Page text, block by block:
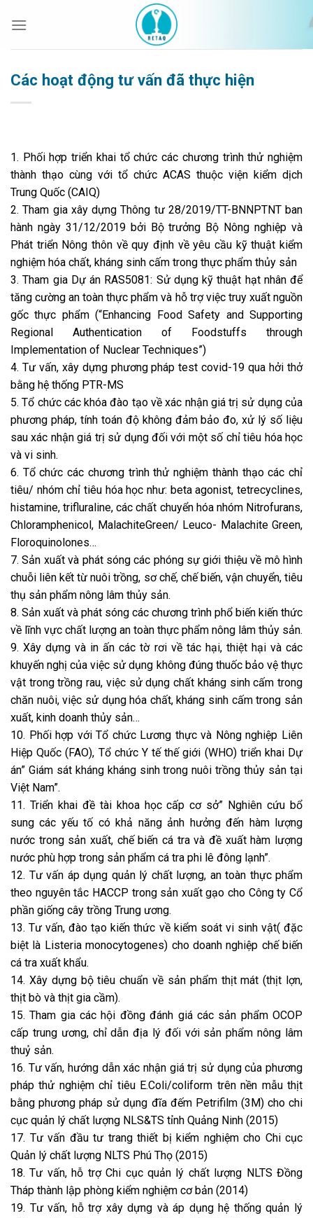
qua
Các hoạt động tư vấn đã thực hiện
1. Phối hợp triển khai tổ chức các chương trình thử nghiệm
thành thạo cùng với tổ chức ACAS thuộc viện kiểm dịch
Trung Quốc (CAIQ)
2. Tham gia xây dựng Thông tư 28/2019/TT-BNNPTNT ban
hành ngày 31/12/2019 bởi Bộ trưởng Bộ Nông nghiệp và
Phát triển Nông thôn về quy định về yêu cầu kỹ thuật kiểm
nghiệm hóa chất, kháng sinh cấm trong thực phẩm thủy sản
3. Tham gia Dự án RAS5081: Sử dụng kỹ thuật hạt nhân để
tăng cường an toàn thực phẩm và hỗ trợ việc truy xuất nguồn
gốc thực phẩm (“Enhancing Food Safety and Supporting
Regional Authentication of Foodstuffs through
Implementation of Nuclear Techniques”)
4. Tư vấn, xây dựng phương pháp test covid-19 qua hởi thở
bằng hệ thống PTR-MS
5. Tổ chức các khóa đào tạo về xác nhận giá trị sử dụng của
phương pháp, tính toán độ không đảm bảo đo, xử lý số liệu
sau xác nhận giá trị sử dụng đối với một số chỉ tiêu hóa học
và vi sinh.
6. Tổ chức các chương trình thử nghiệm thành thạo các chỉ
tiêu/ nhóm chỉ tiêu hóa học như: beta agonist, tetrecyclines,
histamine, trifluraline, các chất chuyển hóa nhóm Nitrofurans,
Chloramphenicol, MalachiteGreen/ Leuco- Malachite Green,
Floroquinolones…
7. Sản xuất và phát sóng các phóng sự giới thiệu về mô hình
chuỗi liên kết từ nuôi trồng, sơ chế, chế biến, vận chuyển, tiêu
thụ sản phẩm nông lâm thủy sản.
8. Sản xuất và phát sóng các chương trình phổ biến kiến thức
về lĩnh vực chất lượng an toàn thực phẩm nông lâm thủy sản.
9. Xây dựng và in ấn các tờ rơi về tác hại, thiệt hại và các
khuyến nghị của việc sử dụng không đúng thuốc bảo vệ thực
vật trong trồng rau, việc sử dụng chất kháng sinh cấm trong
chăn nuôi, việc sử dụng hóa chất, kháng sinh cấm trong sản
xuất, kinh doanh thủy sản…
10. Phối hợp với Tổ chức Lương thực và Nông nghiệp Liên
Hiệp Quốc (FAO), Tổ chức Y tế thế giới (WHO) triển khai Dự
án” Giám sát kháng kháng sinh trong nuôi trồng thủy sản tại
Việt Nam”.
11. Triển khai đề tài khoa học cấp cơ sở” Nghiên cứu bổ
sung các yếu tố có khả năng ảnh hưởng đến hàm lượng
nước trong sản xuất, chế biến cá tra và đề xuất hàm lượng
nước phù hợp trong sản phẩm cá tra phi lê đông lạnh”.
12. Tư vấn áp dụng quản lý chất lượng, an toàn thực phẩm
theo nguyên tắc HACCP trong sản xuất gạo cho Công ty Cổ
phần giống cây trồng Trung ương.
13. Tư vấn, đào tạo kiến thức về kiểm soát vi sinh vật( đặc
biệt là Listeria monocytogenes) cho doanh nghiệp chế biến
cá tra xuất khẩu.
14. Xây dựng bộ tiêu chuẩn về sản phẩm thịt mát (thịt lợn,
thịt bò và thịt gia cầm).
15. Tham gia các hội đồng đánh giá các sản phẩm OCOP
cấp trung ương, chỉ dẫn địa lý đối với sản phẩm nông lâm
thuỷ sản.
16. Tư vấn, hướng dẫn xác nhận giá trị sử dụng của phương
pháp thử nghiệm chỉ tiêu E.Coli/coliform trên nền mẫu thịt
bằng phương pháp sử dụng đĩa đếm Petrifilm (3M) cho chi
cục quản lý chất lượng NLS&TS tỉnh Quảng Ninh (2015)
17. Tư vấn đầu tư trang thiết bị kiểm nghiệm cho Chi cục
Quản lý chất lượng NLTS Phú Thọ (2015)
18. Tư vấn, hỗ trợ Chi cục quản lý chất lượng NLTS Đồng
Tháp thành lập phòng kiểm nghiệm cơ bản (2014)
19. Tư vấn, hỗ trợ xây dựng và áp dụng hệ thống quản lý